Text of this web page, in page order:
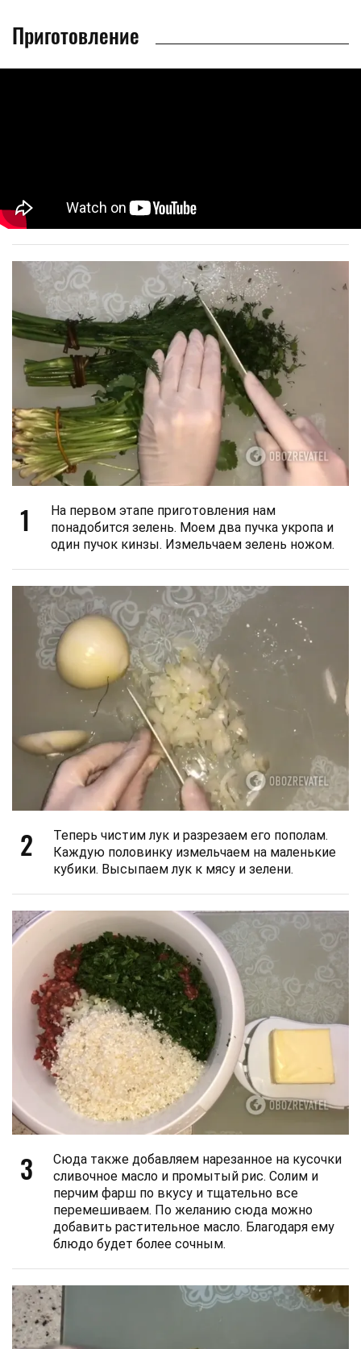
Приготовление
1
На первом этапе приготовления нам
понадобится зелень. Моем два пучка укропа и
один пучок кинзы. Измельчаем зелень ножом.
2
Теперь чистим лук и разрезаем его пополам.
Каждую половинку измельчаем на маленькие
кубики. Высыпаем лук к мясу и зелени.
3
Сюда также добавляем нарезанное на кусочки
сливочное масло и промытый рис. Солим и
перчим фарш по вкусу и тщательно все
перемешиваем. По желанию сюда можно
добавить растительное масло. Благодаря ему
блюдо будет более сочным.